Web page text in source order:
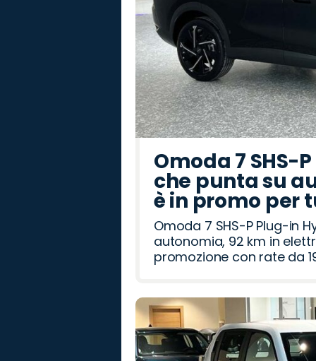
Omoda 7 SHS-
che punta su
è in promo per
Omoda 7 SHS-P Plug-in
autonomia, 92 km in
promozione con rate da